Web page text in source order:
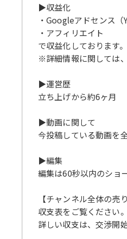
▶収益化
・Googleアドセンス（
・アフィリエイト
で収益化しております。
※詳細情報に関しては
▶運営歴
立ち上げから約6ヶ月
▶動画に関して
今投稿している動画を
▶編集
編集は60秒以内のショ
【チャンネル全体の売
収支表をご覧ください。
詳しい収支は、交渉開